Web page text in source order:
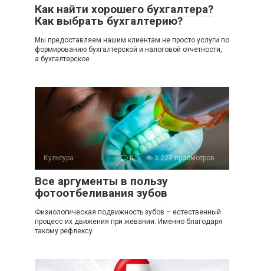
Как найти хорошего бухгалтера?
Как выбрать бухгалтерию?
Мы предоставляем нашим клиентам не просто услуги по
формированию бухгалтерской и налоговой отчетности,
а бухгалтерское
Культура 0 3 227 просмотров
Все аргументы в пользу
фотоотбеливания зубов
Физиологическая подвижность зубов – естественный
процесс их движения при жевании. Именно благодаря
такому рефлексу